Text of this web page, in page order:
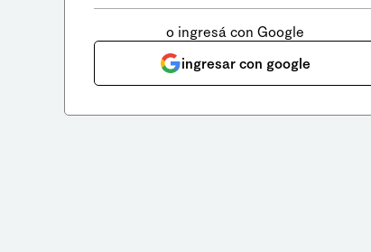
o ingresá con Google
ingresar con google